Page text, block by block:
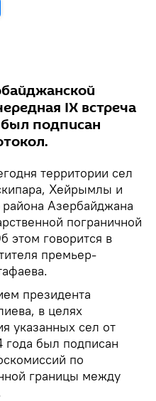
IX встреча
подписан
территории сел
Хейрымлы и
Азербайджана
пограничной
этом говорится в
премьер-
президента
в целях
указанных сел от
года был подписан
по
границы между